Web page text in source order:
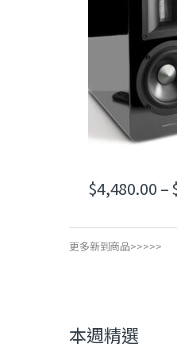
$4,480.00 –
此產品有多種款
更多新到商品>>>>>
本週精選